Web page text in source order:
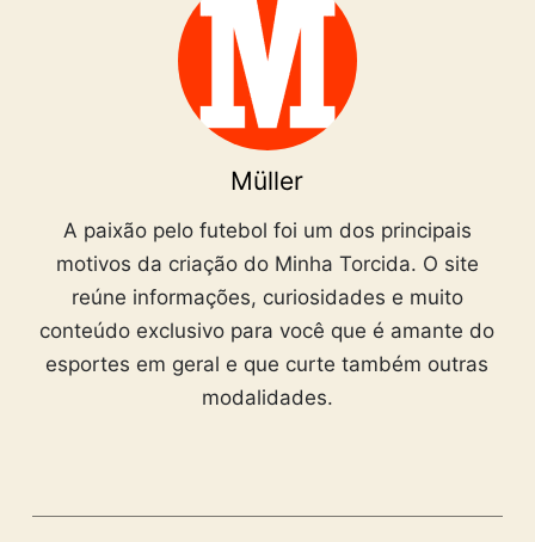
Müller
A paixão pelo futebol foi um dos principais
motivos da criação do Minha Torcida. O site
reúne informações, curiosidades e muito
conteúdo exclusivo para você que é amante do
esportes em geral e que curte também outras
modalidades.